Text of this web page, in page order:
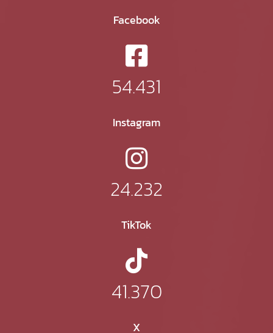
Facebook
54.431
Instagram
24.232
TikTok
41.370
X